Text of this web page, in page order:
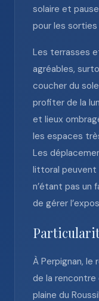
solaire et
pour les
Les terrasses
agréables,
coucher du
profiter de la
et lieux
les espaces
Les
littoral peuvent
n’étant pas un
de gérer
À Perpignan,
de la rencontre
plaine du